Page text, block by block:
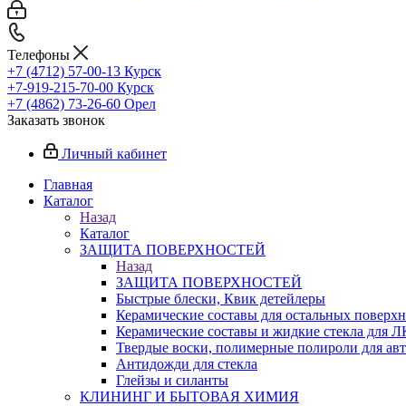
Телефоны
+7 (4712) 57-00-13 Курск
+7-919-215-70-00 Курск
+7 (4862) 73-26-60 Орел
Заказать звонок
Личный кабинет
Главная
Каталог
Назад
Каталог
ЗАЩИТА ПОВЕРХНОСТЕЙ
Назад
ЗАЩИТА ПОВЕРХНОСТЕЙ
Быстрые блески, Квик детейлеры
Керамические составы для остальных
Керамические составы и жидкие стекла для
Твердые воски, полимерные полироли для
Антидожди для стекла
Глейзы и силанты
КЛИНИНГ И БЫТОВАЯ ХИМИЯ